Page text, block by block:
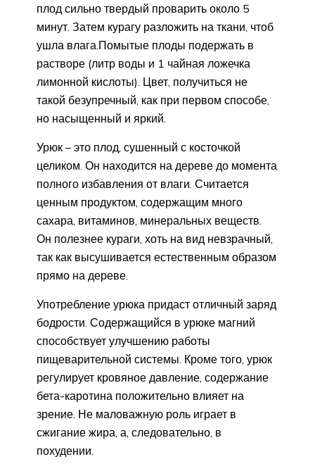
плод сильно твердый проварить около 5
минут. Затем курагу разложить на ткани, чтоб
ушла влага.Помытые плоды подержать в
растворе (литр воды и 1 чайная ложечка
лимонной кислоты). Цвет, получиться не
такой безупречный, как при первом способе,
но насыщенный и яркий.
Урюк – это плод, сушенный с косточкой
целиком. Он находится на дереве до момента
полного избавления от влаги. Считается
ценным продуктом, содержащим много
сахара, витаминов, минеральных веществ.
Он полезнее кураги, хоть на вид невзрачный,
так как высушивается естественным образом
прямо на дереве.
Употребление урюка придаст отличный заряд
бодрости. Содержащийся в урюке магний
способствует улучшению работы
пищеварительной системы. Кроме того, урюк
регулирует кровяное давление, содержание
бета-каротина положительно влияет на
зрение. Не маловажную роль играет в
сжигание жира, а, следовательно, в
похудении.